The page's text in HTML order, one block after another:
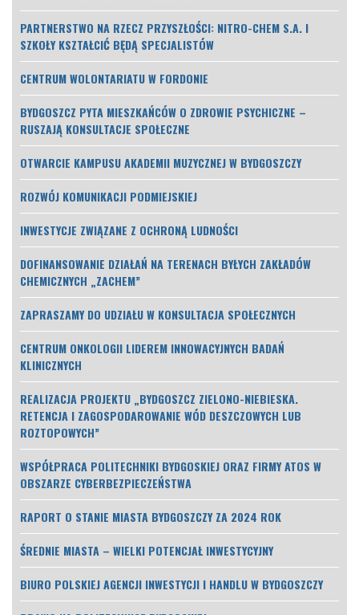
PARTNERSTWO NA RZECZ PRZYSZŁOŚCI: NITRO-CHEM S.A. I
SZKOŁY KSZTAŁCIĆ BĘDĄ SPECJALISTÓW
CENTRUM WOLONTARIATU W FORDONIE
BYDGOSZCZ PYTA MIESZKAŃCÓW O ZDROWIE PSYCHICZNE –
RUSZAJĄ KONSULTACJE SPOŁECZNE
OTWARCIE KAMPUSU AKADEMII MUZYCZNEJ W BYDGOSZCZY
ROZWÓJ KOMUNIKACJI PODMIEJSKIEJ
INWESTYCJE ZWIĄZANE Z OCHRONĄ LUDNOŚCI
DOFINANSOWANIE DZIAŁAŃ NA TERENACH BYŁYCH ZAKŁADÓW
CHEMICZNYCH „ZACHEM”
ZAPRASZAMY DO UDZIAŁU W KONSULTACJA SPOŁECZNYCH
CENTRUM ONKOLOGII LIDEREM INNOWACYJNYCH BADAŃ
KLINICZNYCH
REALIZACJA PROJEKTU „BYDGOSZCZ ZIELONO-NIEBIESKA.
RETENCJA I ZAGOSPODAROWANIE WÓD DESZCZOWYCH LUB
ROZTOPOWYCH”
WSPÓŁPRACA POLITECHNIKI BYDGOSKIEJ ORAZ FIRMY ATOS W
OBSZARZE CYBERBEZPIECZEŃSTWA
RAPORT O STANIE MIASTA BYDGOSZCZY ZA 2024 ROK
ŚREDNIE MIASTA – WIELKI POTENCJAŁ INWESTYCYJNY
BIURO POLSKIEJ AGENCJI INWESTYCJI I HANDLU W BYDGOSZCZY